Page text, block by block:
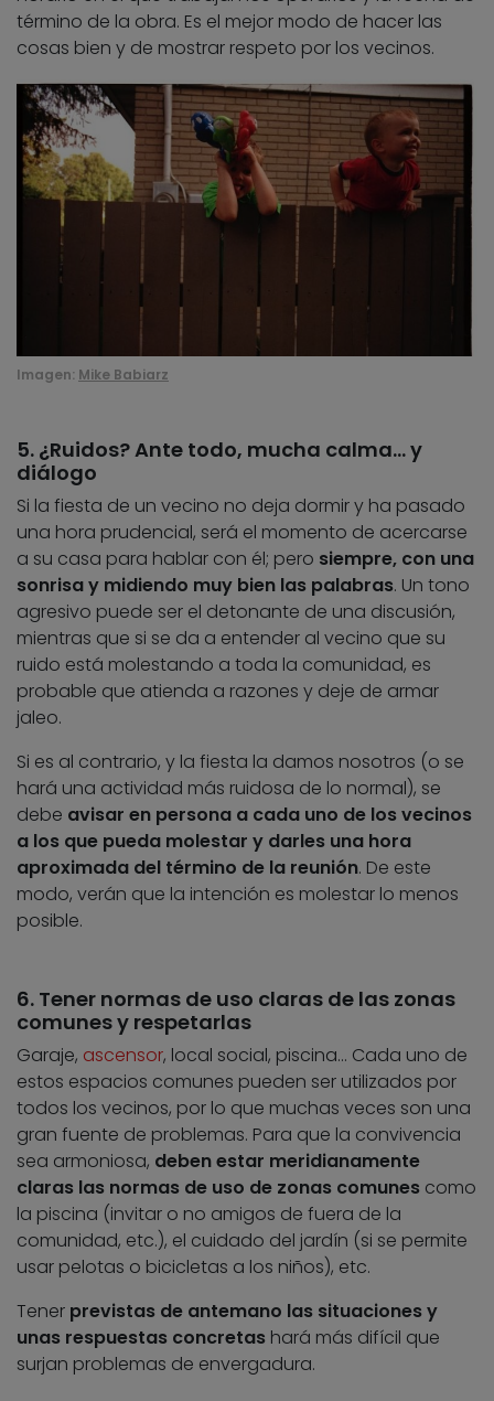
término de la obra. Es el mejor modo de hacer las
cosas bien y de mostrar respeto por los vecinos.
Imagen: Mike Babiarz
5. ¿Ruidos? Ante todo, mucha calma… y
diálogo
Si la fiesta de un vecino no deja dormir y ha pasado
una hora prudencial, será el momento de acercarse
a su casa para hablar con él; pero siempre, con una
sonrisa y midiendo muy bien las palabras. Un tono
agresivo puede ser el detonante de una discusión,
mientras que si se da a entender al vecino que su
ruido está molestando a toda la comunidad, es
probable que atienda a razones y deje de armar
jaleo.
Si es al contrario, y la fiesta la damos nosotros (o se
hará una actividad más ruidosa de lo normal), se
debe avisar en persona a cada uno de los vecinos
a los que pueda molestar y darles una hora
aproximada del término de la reunión. De este
modo, verán que la intención es molestar lo menos
posible.
6. Tener normas de uso claras de las zonas
comunes y respetarlas
Garaje, ascensor, local social, piscina… Cada uno de
estos espacios comunes pueden ser utilizados por
todos los vecinos, por lo que muchas veces son una
gran fuente de problemas. Para que la convivencia
sea armoniosa, deben estar meridianamente
claras las normas de uso de zonas comunes como
la piscina (invitar o no amigos de fuera de la
comunidad, etc.), el cuidado del jardín (si se permite
usar pelotas o bicicletas a los niños), etc.
Tener previstas de antemano las situaciones y
unas respuestas concretas hará más difícil que
surjan problemas de envergadura.